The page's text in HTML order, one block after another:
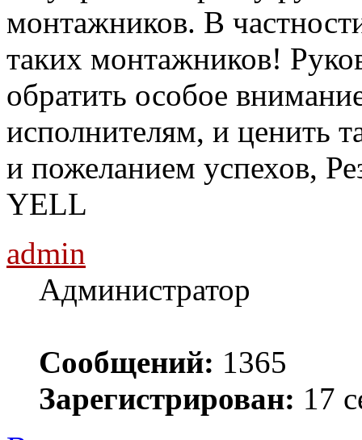
монтажников. В
таких монтажников!
обратить особое
исполнителям, и ценить
и пожеланием успехов,
YELL
admin
Администратор
Сообщений: 1365
Зарегистрирован: 17